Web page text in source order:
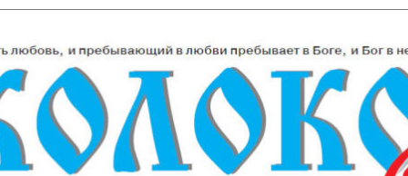
content
Колокол Севера